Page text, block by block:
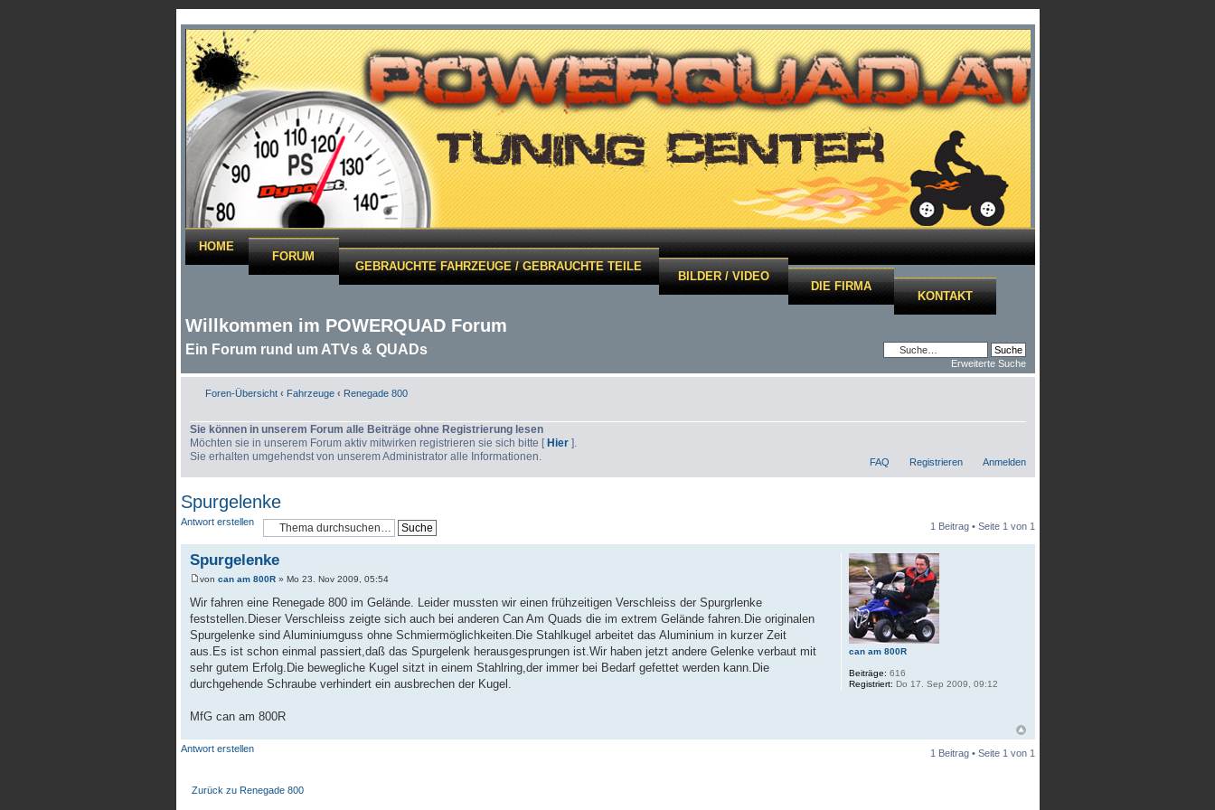
HOME
FORUM
GEBRAUCHTE FAHRZEUGE / GEBRAUCHTE TEILE
BILDER / VIDEO
DIE FIRMA
KONTAKT
Willkommen im POWERQUAD Forum
Ein Forum rund um ATVs & QUADs
Erweiterte Suche
Foren-Übersicht ‹ Fahrzeuge ‹ Renegade 800
Sie können in unserem Forum alle Beiträge ohne Registrierung lesen
Möchten sie in unserem Forum aktiv mitwirken registrieren sie sich bitte [ Hier].
Sie erhalten umgehendst von unserem Administrator alle Informationen.
FAQ Registrieren Anmelden
Spurgelenke
Antwort erstellen 1 Beitrag • Seite 1 von 1
Spurgelenke
von can am 800R» Mo 23. Nov 2009, 05:54
Wir fahren eine Renegade 800 im Gelände. Leider mussten wir einen frühzeitigen Verschleiss der Spurgrlenke
feststellen.Dieser Verschleiss zeigte sich auch bei anderen Can Am Quads die im extrem Gelände fahren.Die originalen
Spurgelenke sind Aluminiumguss ohne Schmiermöglichkeiten.Die Stahlkugel arbeitet das Aluminium in kurzer Zeit
aus.Es ist schon einmal passiert,daß das Spurgelenk herausgesprungen ist.Wir haben jetzt andere Gelenke verbaut mit
sehr gutem Erfolg.Die bewegliche Kugel sitzt in einem Stahlring,der immer bei Bedarf gefettet werden kann.Die
durchgehende Schraube verhindert ein ausbrechen der Kugel.
MfG can am 800R
can am 800R
Beiträge: 616
Registriert: Do 17. Sep 2009, 09:12
Antwort erstellen 1 Beitrag • Seite 1 von 1
Zurück zu Renegade 800